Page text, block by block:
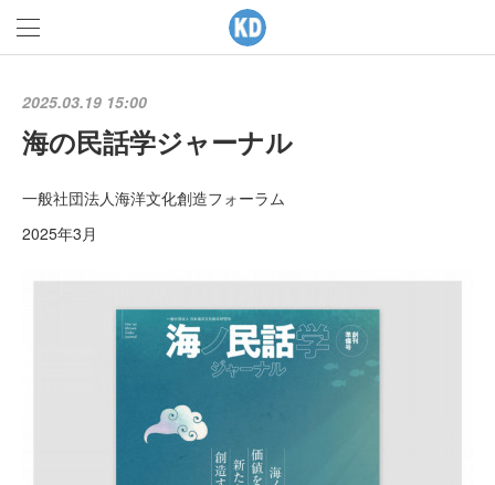
2025.03.19 15:00
海の民話学ジャーナル
一般社団法人海洋文化創造フォーラム
2025年3月